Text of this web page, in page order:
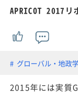
APRICOT 2017リ
グローバル・地政
2015年には実質